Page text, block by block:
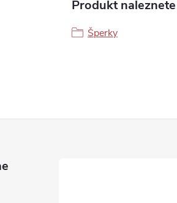
Produkt
Šperky